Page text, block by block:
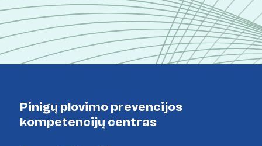
Pinigų plovimo prevencijos
kompetencijų centras